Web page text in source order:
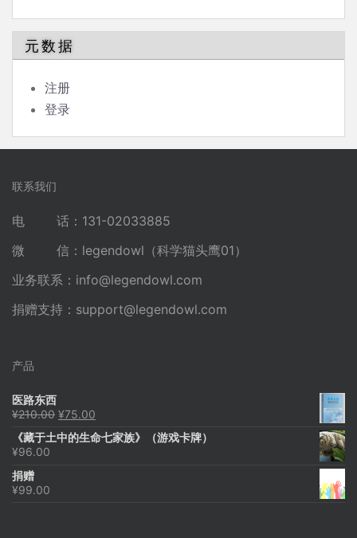
元数据
注册
登录
联系我们
电 话：131-02033885
微 信：legendowl（科学猫头鹰01）
业务联系： info@legendowl.com
捐赠支持： support@legendowl.com
产品
医路东西
¥210.00 原
为：
¥75.00
价
《藏于土中的生命七家族》（游戏卡牌）
¥96.00
捐赠
¥99.00